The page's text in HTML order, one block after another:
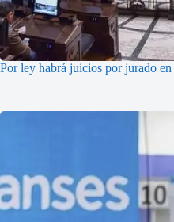
Por ley habrá juicios por jurado